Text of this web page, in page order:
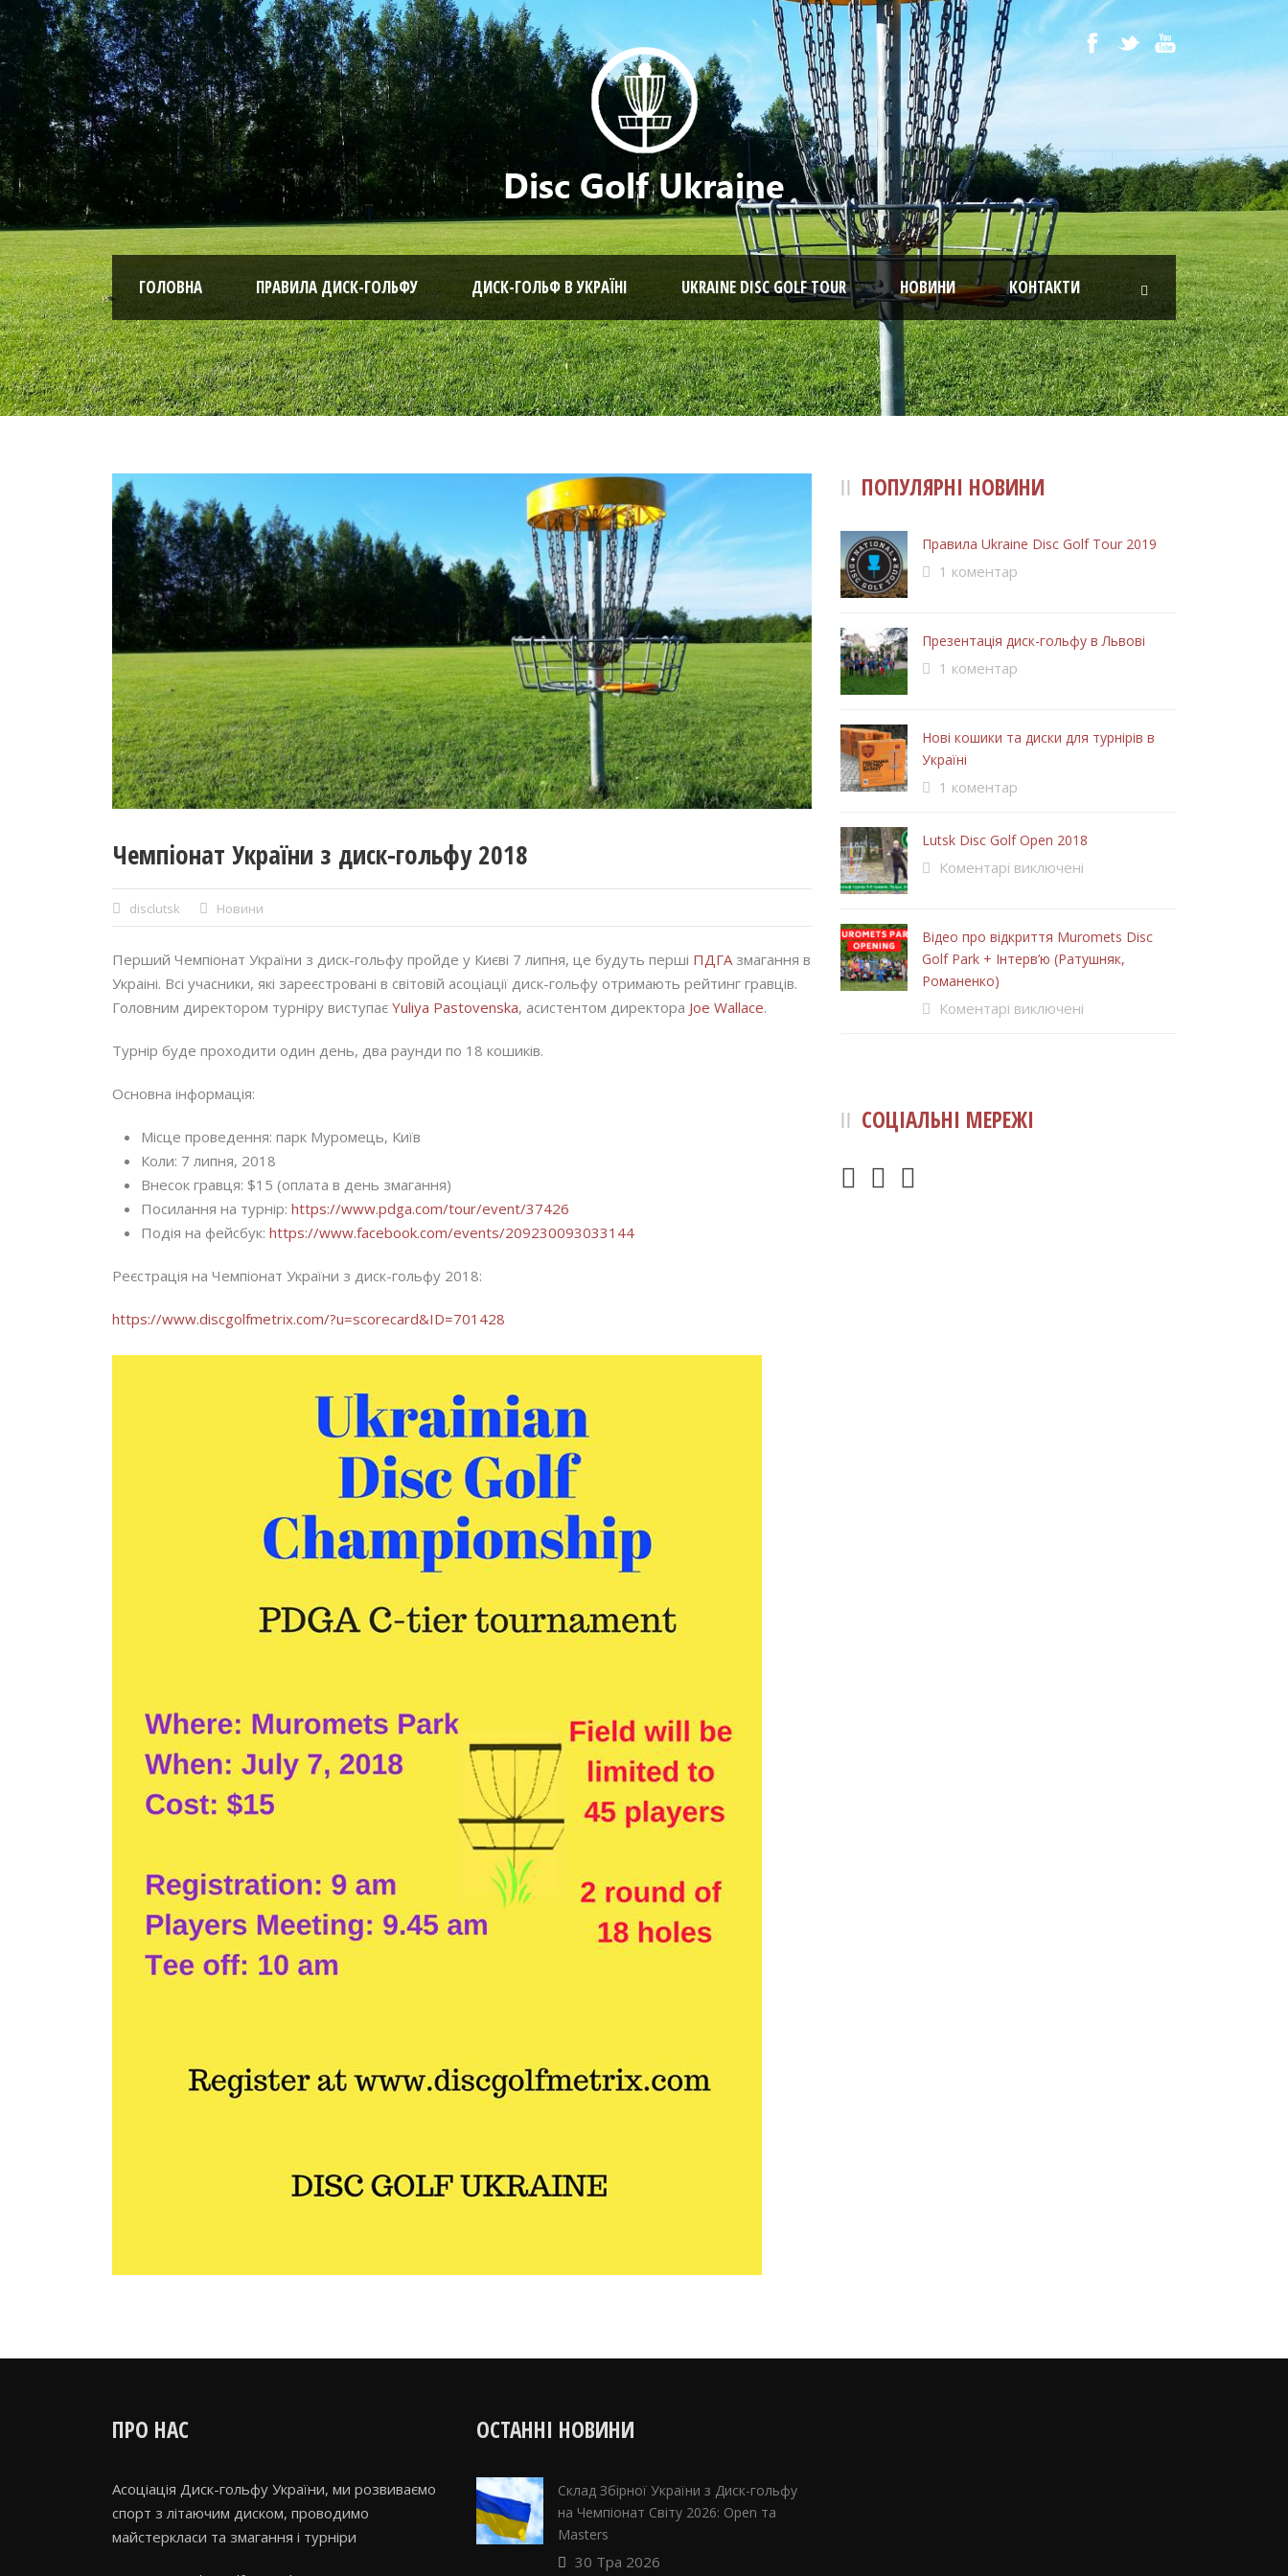
ГОЛОВНА ПРАВИЛА ДИСК-ГОЛЬФУ ДИСК-ГОЛЬФ В УКРАЇНІ UKRAINE DISC GOLF TOUR НОВИНИ КОНТАКТИ
Чемпіонат України з диск-гольфу 2018
disclutsk Новини
Перший Чемпіонат України з диск-гольфу пройде у Києві 7 липня, це будуть перші ПДГА змагання в
Украіні. Всі учасники, які зареєстровані в світовій асоціації диск-гольфу отримають рейтинг гравців.
Головним директором турніру виступає Yuliya Pastovenska, асистентом директора Joe Wallace.
Турнір буде проходити один день, два раунди по 18 кошиків.
Основна інформація:
Місце проведення: парк Муромець, Київ
Коли: 7 липня, 2018
Внесок гравця: $15 (оплата в день змагання)
Посилання на турнір: https://www.pdga.com/tour/event/37426
Подія на фейсбук: https://www.facebook.com/events/209230093033144
Реєстрація на Чемпіонат України з диск-гольфу 2018:
https://www.discgolfmetrix.com/?u=scorecard&ID=701428
ПОПУЛЯРНІ НОВИНИ
Правила Ukraine Disc Golf Tour 2019
1 коментар
Презентація диск-гольфу в Львові
1 коментар
Нові кошики та диски для турнірів в
Україні
1 коментар
Lutsk Disc Golf Open 2018
Коментарі виключені
Відео про відкриття Muromets Disc
Golf Park + Інтерв’ю (Ратушняк,
Романенко)
Коментарі виключені
СОЦІАЛЬНІ МЕРЕЖІ
ПРО НАС
Асоціація Диск-гольфу України, ми розвиваємо
спорт з літаючим диском, проводимо
майстеркласи та змагання і турніри
ОСТАННІ НОВИНИ
Склад Збірної України з Диск-гольфу
на Чемпіонат Світу 2026: Open та
Masters
30 Тра 2026